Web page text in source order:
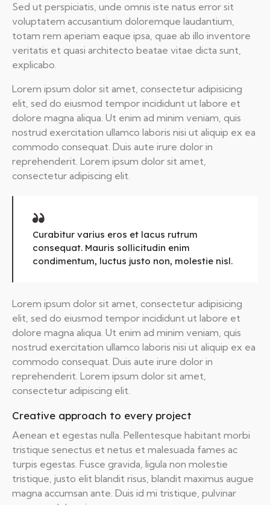
Sed ut perspiciatis, unde omnis iste natus error sit
voluptatem accusantium doloremque laudantium,
totam rem aperiam eaque ipsa, quae ab illo inventore
veritatis et quasi architecto beatae vitae dicta sunt,
explicabo.
Lorem ipsum dolor sit amet, consectetur adipisicing
elit, sed do eiusmod tempor incididunt ut labore et
dolore magna aliqua. Ut enim ad minim veniam, quis
nostrud exercitation ullamco laboris nisi ut aliquip ex ea
commodo consequat. Duis aute irure dolor in
reprehenderit. Lorem ipsum dolor sit amet,
consectetur adipiscing elit.
Curabitur varius eros et lacus rutrum
consequat. Mauris sollicitudin enim
condimentum, luctus justo non, molestie nisl.
Lorem ipsum dolor sit amet, consectetur adipisicing
elit, sed do eiusmod tempor incididunt ut labore et
dolore magna aliqua. Ut enim ad minim veniam, quis
nostrud exercitation ullamco laboris nisi ut aliquip ex ea
commodo consequat. Duis aute irure dolor in
reprehenderit. Lorem ipsum dolor sit amet,
consectetur adipiscing elit.
Creative approach to every project
Aenean et egestas nulla. Pellentesque habitant morbi
tristique senectus et netus et malesuada fames ac
turpis egestas. Fusce gravida, ligula non molestie
tristique, justo elit blandit risus, blandit maximus augue
magna accumsan ante. Duis id mi tristique, pulvinar